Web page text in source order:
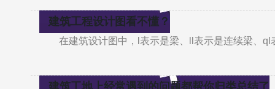
建筑工程设计图看不懂？
在建筑设计图中，l表示是梁、ll表示是连续梁、
建筑工地上经常遇到的问题都帮你归类总结了